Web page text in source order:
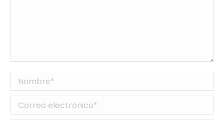
Nombre *
Correo electrónico *